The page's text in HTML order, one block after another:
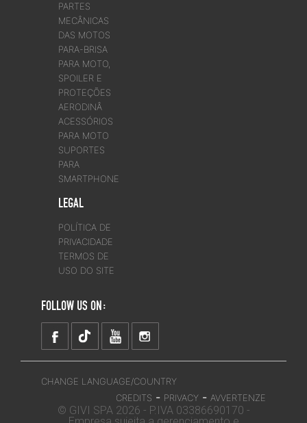
PARTES
MECÂNICAS
DAS MOTOS
PARA-BRISA
PARA MOTO,
SPOILER E
PROTEÇÕES
AERODINÂ
ACESSÓRIOS
PARA MOTO
SUPORTES
PARA
SMARTPHONE
LEGAL
POLÍTICA DE
PRIVACIDADE
TERMOS DE
USO DO SITE
FOLLOW US ON:
CHANGE LANGUAGE/COUNTRY
CREDITS - PRIVACY - AVVERTENZE
© GIVI SPA 2026 - P.IVA 03386690170 -